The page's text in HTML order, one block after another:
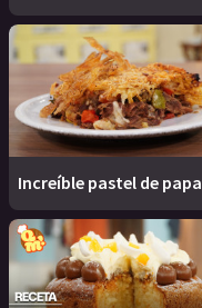
Increíble pastel de papa